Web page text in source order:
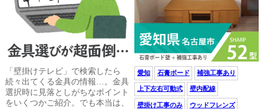
「壁掛けテレビ」で検索したら
続々出てくる金具の情報…。金具
選択時に見落としがちなポイント
をいくつかご紹介。でも本当は、
愛知 石膏ボード 補強工事あり
上下左右可動式 壁内配線
壁掛け工事のみ ウッドフレンズ